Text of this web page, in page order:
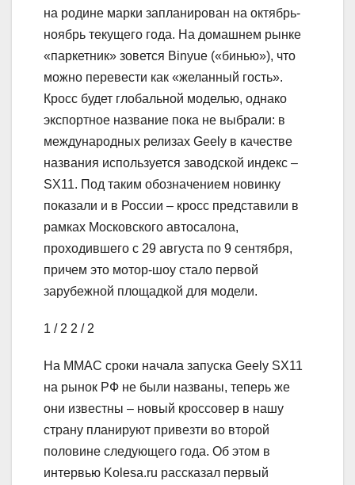
на родине марки запланирован на октябрь-
ноябрь текущего года. На домашнем рынке
«паркетник» зовется Binyue («бинью»), что
можно перевести как «желанный гость».
Кросс будет глобальной моделью, однако
экспортное название пока не выбрали: в
международных релизах Geely в качестве
названия используется заводской индекс –
SX11. Под таким обозначением новинку
показали и в России – кросс представили в
рамках Московского автосалона,
проходившего с 29 августа по 9 сентября,
причем это мотор-шоу стало первой
зарубежной площадкой для модели.
1 / 2 2 / 2
На ММАС сроки начала запуска Geely SX11
на рынок РФ не были названы, теперь же
они известны – новый кроссовер в нашу
страну планируют привезти во второй
половине следующего года. Об этом в
интервью Kolesa.ru рассказал первый